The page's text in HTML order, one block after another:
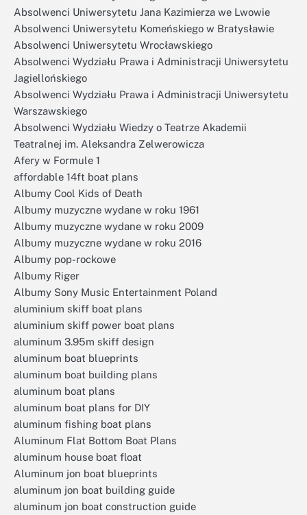
Absolwenci Uniwersytetu Jana Kazimierza we Lwowie
Absolwenci Uniwersytetu Komeńskiego w Bratysławie
Absolwenci Uniwersytetu Wrocławskiego
Absolwenci Wydziału Prawa i Administracji Uniwersytetu
Jagiellońskiego
Absolwenci Wydziału Prawa i Administracji Uniwersytetu
Warszawskiego
Absolwenci Wydziału Wiedzy o Teatrze Akademii
Teatralnej im. Aleksandra Zelwerowicza
Afery w Formule 1
affordable 14ft boat plans
Albumy Cool Kids of Death
Albumy muzyczne wydane w roku 1961
Albumy muzyczne wydane w roku 2009
Albumy muzyczne wydane w roku 2016
Albumy pop-rockowe
Albumy Riger
Albumy Sony Music Entertainment Poland
aluminium skiff boat plans
aluminium skiff power boat plans
aluminum 3.95m skiff design
aluminum boat blueprints
aluminum boat building plans
aluminum boat plans
aluminum boat plans for DIY
aluminum fishing boat plans
Aluminum Flat Bottom Boat Plans
aluminum house boat float
Aluminum jon boat blueprints
aluminum jon boat building guide
aluminum jon boat construction guide